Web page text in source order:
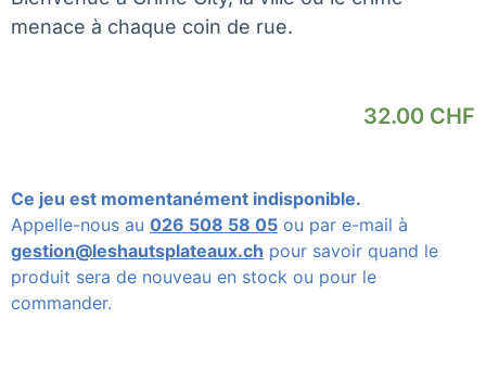
menace à chaque coin de rue.
32.00 CHF
Ce jeu est momentanément indisponible.
Appelle-nous au 026 508 58 05 ou par e-mail à
gestion@leshautsplateaux.ch pour savoir quand le
produit sera de nouveau en stock ou pour le
commander.